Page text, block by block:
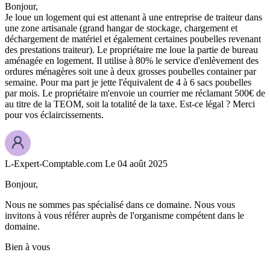
Bonjour,
Je loue un logement qui est attenant à une entreprise de traiteur dans
une zone artisanale (grand hangar de stockage, chargement et
déchargement de matériel et également certaines poubelles revenant
des prestations traiteur). Le propriétaire me loue la partie de bureau
aménagée en logement. Il utilise à 80% le service d'enlèvement des
ordures ménagères soit une à deux grosses poubelles container par
semaine. Pour ma part je jette l'équivalent de 4 à 6 sacs poubelles
par mois. Le propriétaire m'envoie un courrier me réclamant 500€ de
au titre de la TEOM, soit la totalité de la taxe. Est-ce légal ? Merci
pour vos éclaircissements.
L-Expert-Comptable.com Le 04 août 2025
Bonjour,
Nous ne sommes pas spécialisé dans ce domaine. Nous vous
invitons à vous référer auprès de l'organisme compétent dans le
domaine.
Bien à vous